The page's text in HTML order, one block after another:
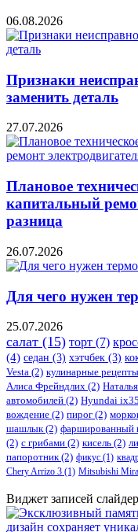
06.08.2026
Признаки
заменить деталь
27.07.2026
Плановое
капитальный
разница
26.07.2026
Для чего нужен
25.07.2026
салат (15) торт (7)
(4) седан (3) хэтчбек (3)
Vesta (2) кулинарные рецепты
Алиса Фрейндлих (2)
автомобилей (2) ​Hyundai ix35
вождение (2) пирог (2)
шашлык(2) фаршированный
(2) с грибами (2) кисель (2)
папоротник(2) фикус (1)
Chery Arrizo 3 (1) Mitsubishi
Виджет записей